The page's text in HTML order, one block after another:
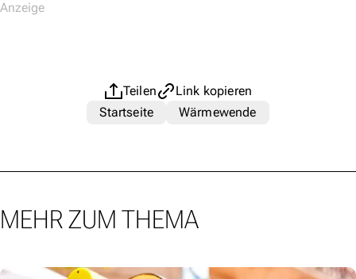
Teilen
Link kopieren
Startseite
Wärmewende
MEHR ZUM THEMA